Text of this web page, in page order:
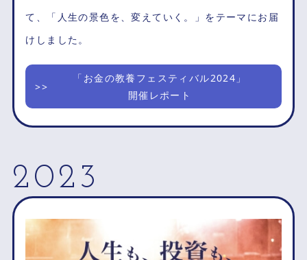
て、「人生の景色を、変えていく。」をテーマにお届
けしました。
「お金の教養フェスティバル2024」
開催レポート
2023